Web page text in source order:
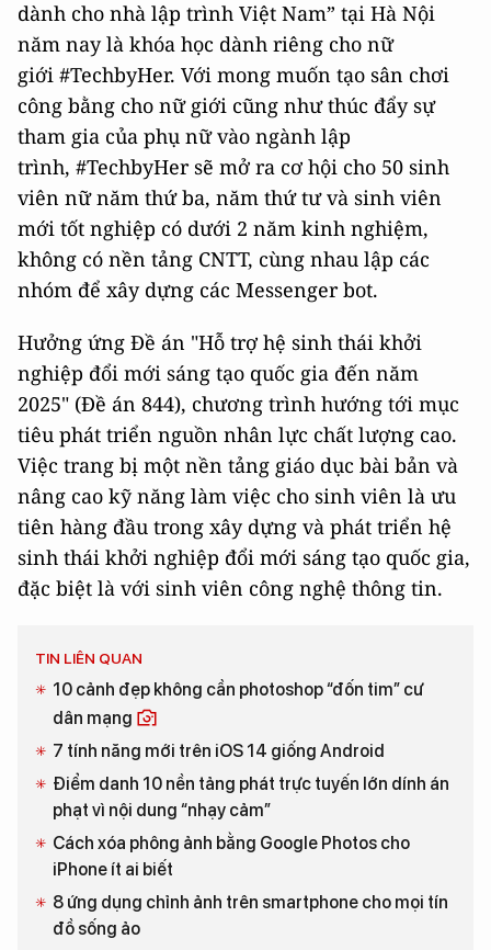
dành cho nhà lập trình Việt Nam” tại Hà Nội
năm nay là khóa học dành riêng cho nữ
giới #TechbyHer. Với mong muốn tạo sân chơi
công bằng cho nữ giới cũng như thúc đẩy sự
tham gia của phụ nữ vào ngành lập
trình, #TechbyHer sẽ mở ra cơ hội cho 50 sinh
viên nữ năm thứ ba, năm thứ tư và sinh viên
mới tốt nghiệp có dưới 2 năm kinh nghiệm,
không có nền tảng CNTT, cùng nhau lập các
nhóm để xây dựng các Messenger bot.
Hưởng ứng Đề án "Hỗ trợ hệ sinh thái khởi
nghiệp đổi mới sáng tạo quốc gia đến năm
2025" (Đề án 844), chương trình hướng tới mục
tiêu phát triển nguồn nhân lực chất lượng cao.
Việc trang bị một nền tảng giáo dục bài bản và
nâng cao kỹ năng làm việc cho sinh viên là ưu
tiên hàng đầu trong xây dựng và phát triển hệ
sinh thái khởi nghiệp đổi mới sáng tạo quốc gia,
đặc biệt là với sinh viên công nghệ thông tin.
TIN LIÊN QUAN
10 cảnh đẹp không cần photoshop “đốn tim” cư
dân mạng
7 tính năng mới trên iOS 14 giống Android
Điểm danh 10 nền tảng phát trực tuyến lớn dính án
phạt vì nội dung “nhạy cảm”
Cách xóa phông ảnh bằng Google Photos cho
iPhone ít ai biết
8 ứng dụng chỉnh ảnh trên smartphone cho mọi tín
đồ sống ảo